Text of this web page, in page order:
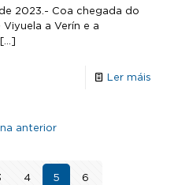
2023.- Coa chegada do
a Verín e a
[…]
Ler máis
anterior
4 5 6